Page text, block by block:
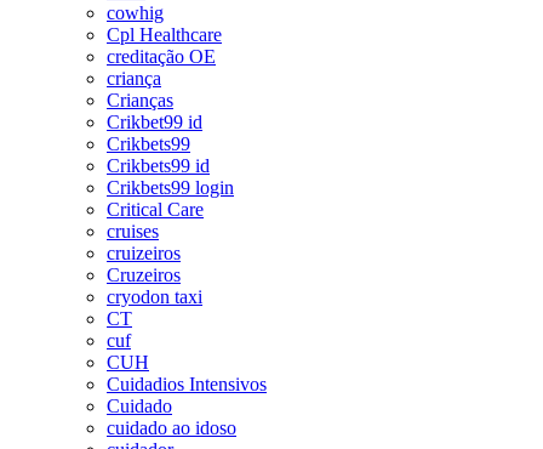
cowhig
Cpl Healthcare
creditação OE
criança
Crianças
Crikbet99 id
Crikbets99
Crikbets99 id
Crikbets99 login
Critical Care
cruises
cruizeiros
Cruzeiros
cryodon taxi
CT
cuf
CUH
Cuidadios Intensivos
Cuidado
cuidado ao idoso